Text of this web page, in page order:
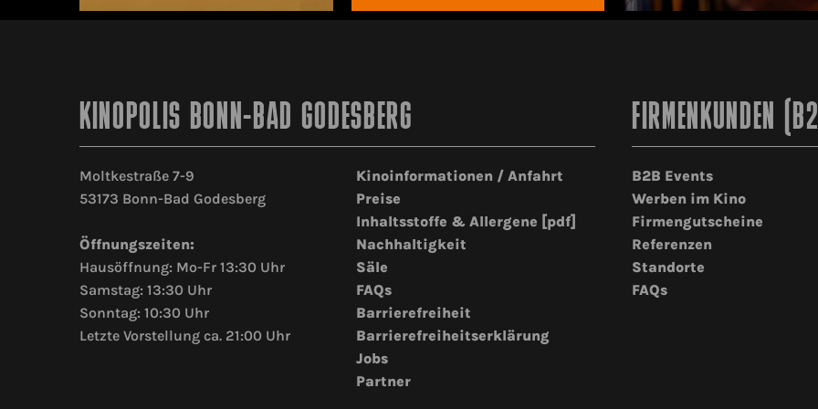
KINOPOLIS BONN-BAD GODESBERG
Moltkestraße 7-9
53173 Bonn-Bad Godesberg
Öffnungszeiten:
Hausöffnung: Mo-Fr 13:30 Uhr
Samstag: 13:30 Uhr
Sonntag: 10:30 Uhr
Letzte Vorstellung ca. 21:00 Uhr
Kinoinformationen / Anfahrt
Preise
Inhaltsstoffe & Allergene [pdf]
Nachhaltigkeit
Säle
FAQs
Barrierefreiheit
Barrierefreiheitserklärung
Jobs
Partner
FIRMENKUNDEN
B2B Events
Werben im Kino
Firmengutscheine
Referenzen
Standorte
FAQs